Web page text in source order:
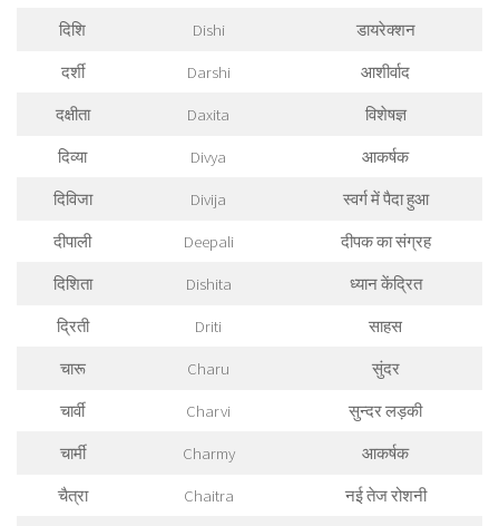
दिशि
Dishi
डायरेक्शन
दर्शी
Darshi
आशीर्वाद
दक्षीता
Daxita
विशेषज्ञ
दिव्या
Divya
आकर्षक
दिविजा
Divija
स्वर्ग में पैदा हुआ
दीपाली
Deepali
दीपक का संग्रह
दिशिता
Dishita
ध्यान केंद्रित
द्रिती
Driti
साहस
चारू
Charu
सुंदर
चार्वी
Charvi
सुन्दर लड़की
चार्मी
Charmy
आकर्षक
चैत्रा
Chaitra
नई तेज रोशनी